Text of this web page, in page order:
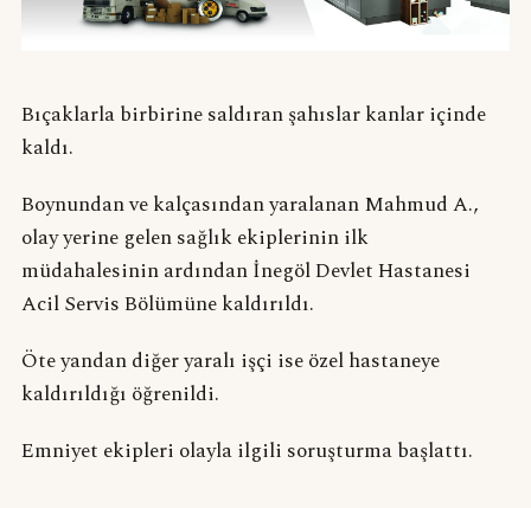
Bıçaklarla birbirine saldıran şahıslar kanlar içinde
kaldı.
Boynundan ve kalçasından yaralanan Mahmud A.,
olay yerine gelen sağlık ekiplerinin ilk
müdahalesinin ardından İnegöl Devlet Hastanesi
Acil Servis Bölümüne kaldırıldı.
Öte yandan diğer yaralı işçi ise özel hastaneye
kaldırıldığı öğrenildi.
Emniyet ekipleri olayla ilgili soruşturma başlattı.